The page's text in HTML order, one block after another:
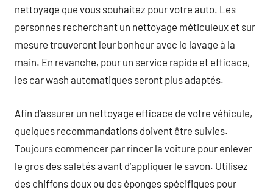
nettoyage que vous souhaitez pour votre auto. Les
personnes recherchant un nettoyage méticuleux et sur
mesure trouveront leur bonheur avec le lavage à la
main. En revanche, pour un service rapide et efficace,
les car wash automatiques seront plus adaptés.
Afin d’assurer un nettoyage efficace de votre véhicule,
quelques recommandations doivent être suivies.
Toujours commencer par rincer la voiture pour enlever
le gros des saletés avant d’appliquer le savon. Utilisez
des chiffons doux ou des éponges spécifiques pour